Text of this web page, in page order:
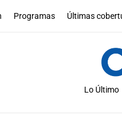
Programas Últimas
Lo Último